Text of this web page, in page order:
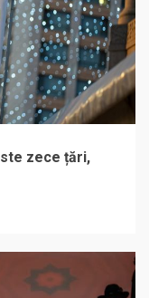
zece țări,